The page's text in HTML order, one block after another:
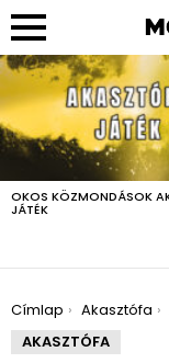
LEGUTÓBBIAK
OKOS KÖZMONDÁSOK
JÁTÉK
You are here:
Címlap Akasztófa
AKASZTÓFA